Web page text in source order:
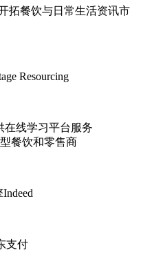
拓餐饮与日常生活资讯市
Resourcing
在线学习平台服务
餐饮和零售商
支付